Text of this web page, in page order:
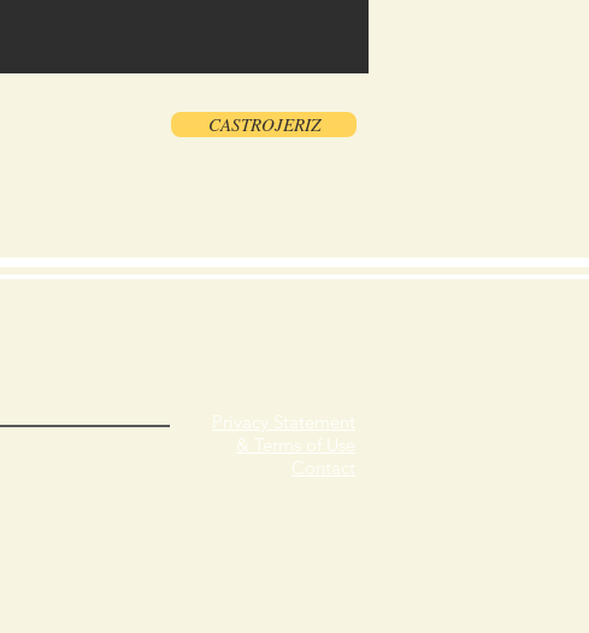
CASTROJERIZ
Privacy Statement
& Terms of Use
Contact